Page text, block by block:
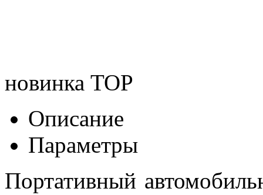
новинка TOP
Описание
Параметры
Портативный